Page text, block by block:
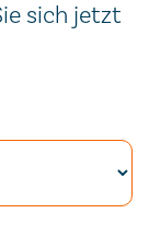
sich jetzt